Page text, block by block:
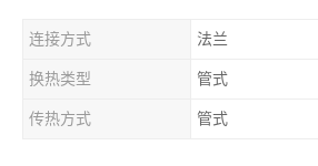
连接方式 法兰
换热类型 管式
传热方式 管式